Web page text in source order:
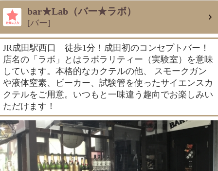
bar★Lab（バー★ラボ）
[バー]
JR成田駅西口 徒歩1分！成田初のコンセプトバー！
店名の「ラボ」とはラボラリティー（実験室）を意味
しています。本格的なカクテルの他、 スモークガン
や液体窒素、ビーカー、試験管を使ったサイエンスカ
クテルをご用意。いつもと一味違う趣向でお楽しみい
ただけます！